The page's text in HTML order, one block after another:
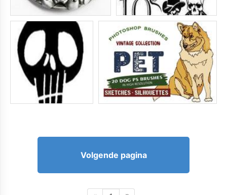
Volgende pagina